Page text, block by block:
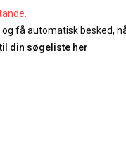
få automatisk besked,
din søgeliste her